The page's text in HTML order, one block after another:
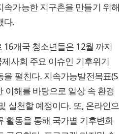
속가능한 지구촌을 만들기 위해
다.
개국 청소년들은 12월 까지
사회 주요 이슈인 기후위기
펼친다. 지속가능발전목표(S
이해를 바탕으로 일상 속 환경
실천할 예정이다. 또, 온라인으
활동을 통해 국가별 기후변화